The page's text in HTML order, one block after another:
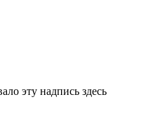
эту надпись здесь